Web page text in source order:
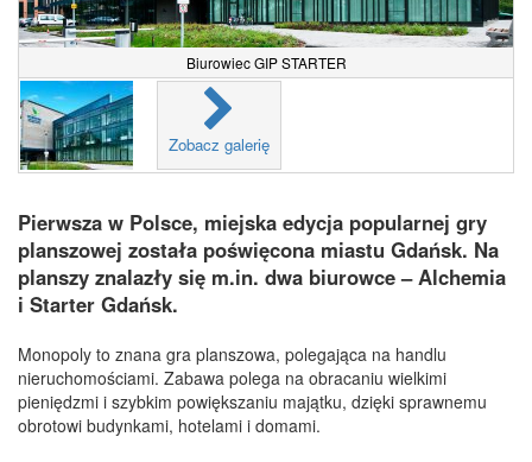
Biurowiec GIP STARTER
Zobacz galerię
Pierwsza w Polsce, miejska edycja popularnej gry
planszowej została poświęcona miastu Gdańsk. Na
planszy znalazły się m.in. dwa biurowce – Alchemia
i Starter Gdańsk.
Monopoly to znana gra planszowa, polegająca na handlu
nieruchomościami. Zabawa polega na obracaniu wielkimi
pieniędzmi i szybkim powiększaniu majątku, dzięki sprawnemu
obrotowi budynkami, hotelami i domami.